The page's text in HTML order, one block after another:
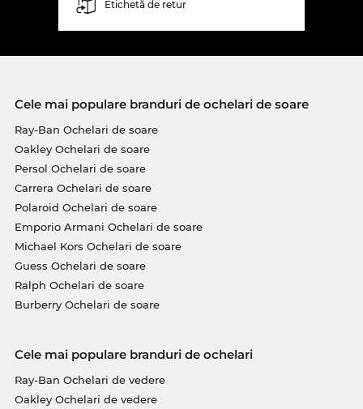
Etichetă de retur
Cele mai populare branduri de ochelari de soare
Ray-Ban Ochelari de soare
Oakley Ochelari de soare
Persol Ochelari de soare
Carrera Ochelari de soare
Polaroid Ochelari de soare
Emporio Armani Ochelari de soare
Michael Kors Ochelari de soare
Guess Ochelari de soare
Ralph Ochelari de soare
Burberry Ochelari de soare
Cele mai populare branduri de ochelari
Ray-Ban Ochelari de vedere
Oakley Ochelari de vedere